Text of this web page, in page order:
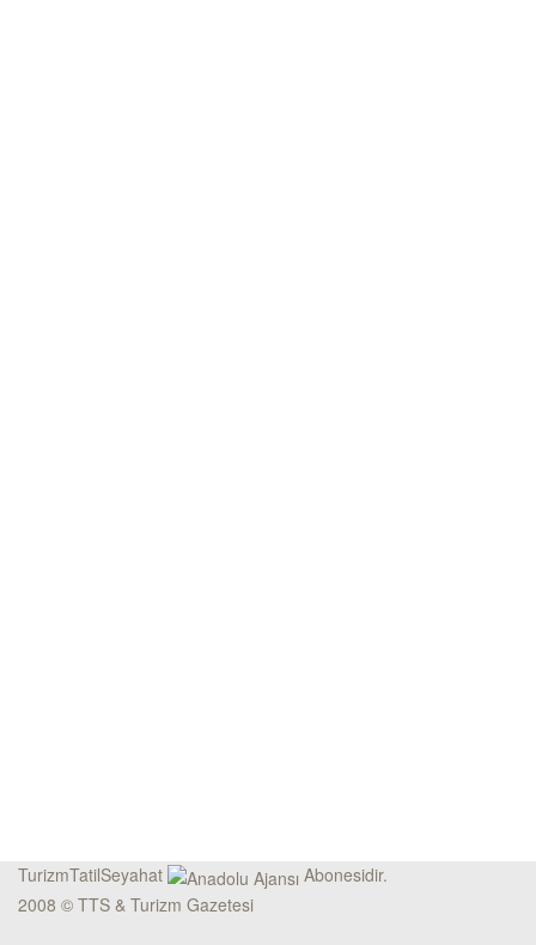
TurizmTatilSeyahat
Abonesidir.
2008 © TTS & Turizm Gazetesi